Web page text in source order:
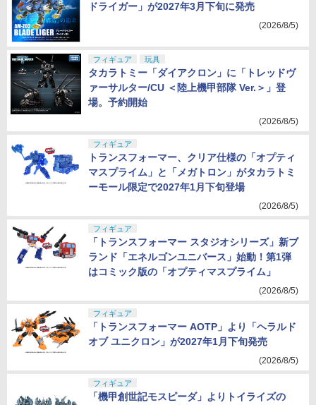
ドライガー」が2027年3月下旬に発売
(2026/8/5)
フィギュア 玩具
タカラトミー「ダイアクロン」に「トレッドヴ
ァーサルター/CU ＜陸上機甲部隊 Ver.＞」登
場。予約開始
(2026/8/5)
フィギュア
トランスフォーマー、クリア仕様の「オプティ
マスプライム」と「メガトロン」がタカラトミ
ーモール限定で2027年1月下旬登場
(2026/8/5)
フィギュア
「トランスフォーマー スタジオシリーズ」新ブ
ランド「エネルゴンユニバース」始動！第1弾
はコミック版の「オプティマスプライム」
(2026/8/5)
フィギュア
「トランスフォーマー AOTP」より「ヘラルド
オブ ユニクロン」が2027年1月下旬発売
(2026/8/5)
フィギュア
「機甲創世記モスピーダ」よりトイライズの